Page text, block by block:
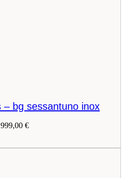
– bg sessantuno inox
€